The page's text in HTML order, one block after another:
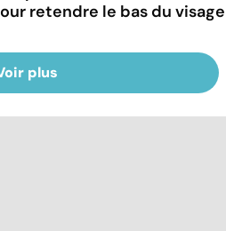
retendre le bas du visage
plus